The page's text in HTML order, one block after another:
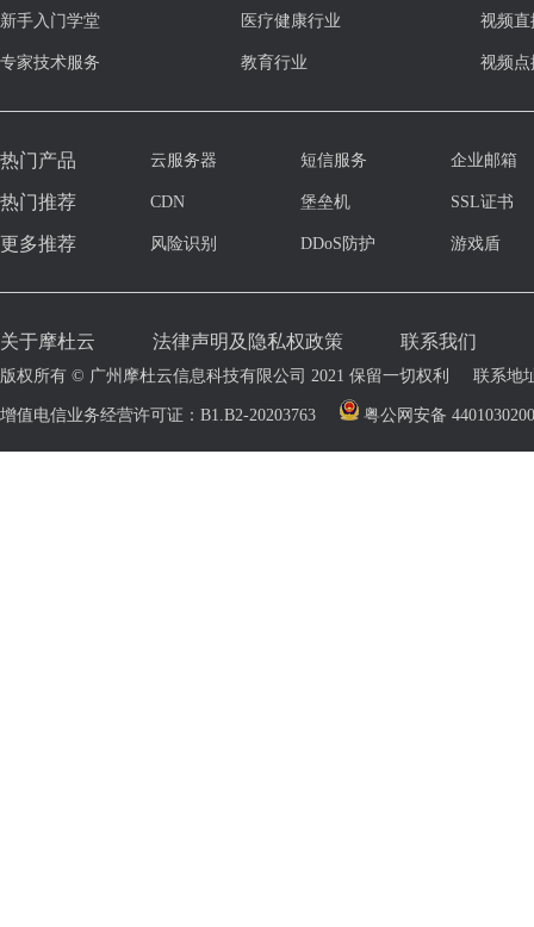
新手入门学堂
专家技术服务
医疗健康行业
教育行业
视频直
视频点
热门产品
热门推荐
更多推荐
云服务器
CDN
风险识别
短信服务
堡垒机
DDoS防护
企业邮箱
SSL证书
游戏盾
关于摩杜云 法律声明及隐私权政策 联系我们
版权所有 © 广州摩杜云信息科技有限公司 2021 保留一切权利 联系地
增值电信业务经营许可证：B1.B2-20203763 粤公网安备